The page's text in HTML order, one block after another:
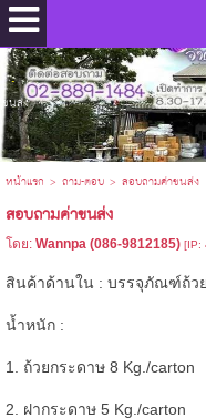
.
ขนส่ง
หน้าแรก > ถาม-ตอบ> สอบถามค่าขนส่ง
สอบถามค่าขนส่ง
โดย:Wannpa (086-9812185) [IP:
สินค้าด้านใน : บรรจุภัณฑ์ถ้ว
น้ำหนัก :
1. ถ้วยกระดาษ 8 Kg./carton
2. ฝากระดาษ 5 Kg./carton